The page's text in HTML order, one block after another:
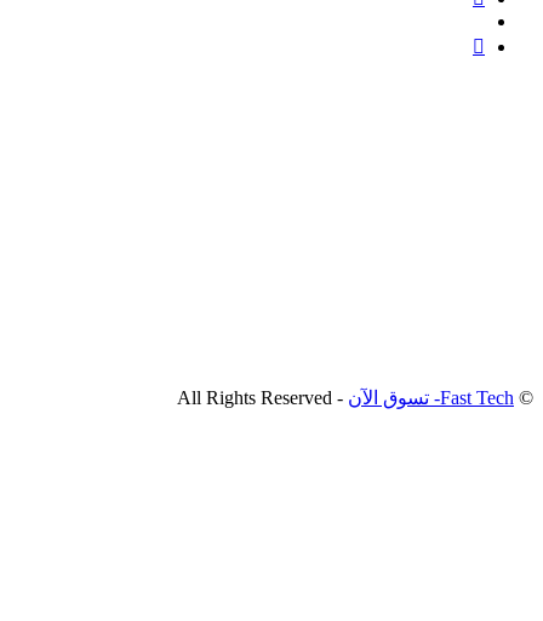
© Fast Tech- تسوق الآن - All Rights Reserved